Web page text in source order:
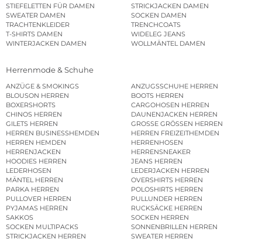
STIEFELETTEN FÜR DAMEN
STRICKJACKEN DAMEN
SWEATER DAMEN
SOCKEN DAMEN
TRACHTENKLEIDER
TRENCHCOATS
T-SHIRTS DAMEN
WIDELEG JEANS
WINTERJACKEN DAMEN
WOLLMÄNTEL DAMEN
Herrenmode & Schuhe
ANZÜGE & SMOKINGS
ANZUGSSCHUHE HERREN
BLOUSON HERREN
BOOTS HERREN
BOXERSHORTS
CARGOHOSEN HERREN
CHINOS HERREN
DAUNENJACKEN HERREN
GILETS HERREN
GROSSE GRÖSSEN HERREN
HERREN BUSINESSHEMDEN
HERREN FREIZEITHEMDEN
HERREN HEMDEN
HERRENHOSEN
HERRENJACKEN
HERRENSNEAKER
HOODIES HERREN
JEANS HERREN
LEDERHOSEN
LEDERJACKEN HERREN
MÄNTEL HERREN
OVERSHIRTS HERREN
PARKA HERREN
POLOSHIRTS HERREN
PULLOVER HERREN
PULLUNDER HERREN
PYJAMAS HERREN
RUCKSÄCKE HERREN
SAKKOS
SOCKEN HERREN
SOCKEN MULTIPACKS
SONNENBRILLEN HERREN
STRICKJACKEN HERREN
SWEATER HERREN